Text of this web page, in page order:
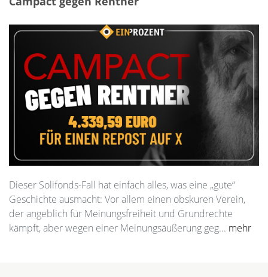
Dieser Solifonds-Fall hat einfach alles, was eine „gute“
Geschichte ausmacht: Vor allem einen obskuren Verein,
der angeblich für Meinungsfreiheit und Grundrechte
kämpft, aber wegen einer Meinungsäußerung geg... mehr